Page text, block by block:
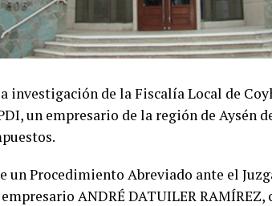
investigación de la Fiscalía Local de
un empresario de la región de Aysén
un Procedimiento Abreviado ante el
ANDRÉ DATUILER